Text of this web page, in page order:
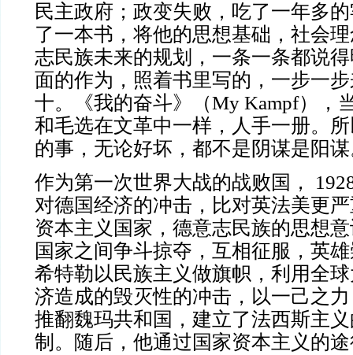
民主政府；政变失败，吃了一年多
了一本书，将他的思想基础，社会
志民族未来的规划，一条一条都说
面的作为，照着书里写的，一步一
十。《我的奋斗》（My Kampf），
和毛选在文革中一样，人手一册。
的事，无论好坏，都不是阴谋是阳
作为第一次世界大战的战败国，
对德国经济的冲击，比对英法美更
资本主义国家，德意志民族的思想
国家之间争斗掠夺，互相征服，英
希特勒以民族主义做旗帜，利用全
济造成的毁灭性的冲击，以一己之
推翻魏玛共和国，建立了法西斯主
制。随后，他通过国家资本主义的